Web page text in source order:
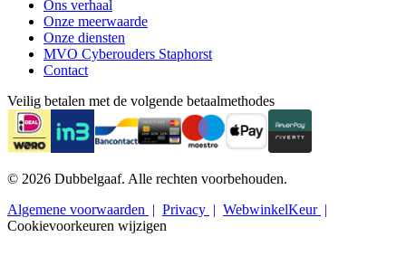
Ons verhaal
Onze meerwaarde
Onze diensten
MVO Cyberouders Staphorst
Contact
Veilig betalen met de volgende betaalmethodes
© 2026 Dubbelgaaf. Alle rechten voorbehouden.
Algemene voorwaarden
Privacy
WebwinkelKeur
Cookievoorkeuren wijzigen